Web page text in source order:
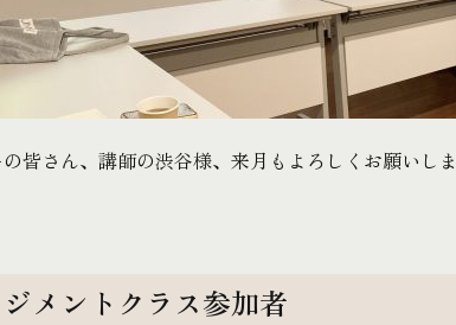
皆さん、講師の渋谷様、来月もよろしくお願いし
メントクラス参加者